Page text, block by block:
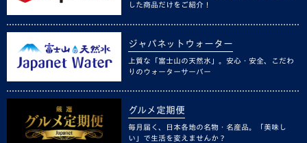
した商品だけをご紹介！
ジャパネットウォーター
上質な「富士山の天然水」。安心・安全、こだわ
りのウォーターサーバー
グルメ定期便
毎月届く、日本各地の名物・名産品。「美味し
い」で生活を変えませんか？